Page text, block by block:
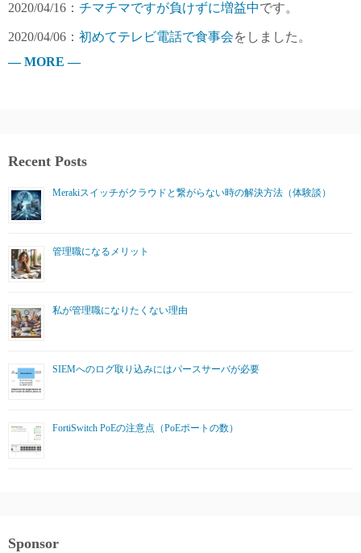
2020/04/16： チマチマですが負けずに増益中です。
2020/04/06： 初めてテレビ電話で食事会をしました。
— MORE —
Recent Posts
Merakiスイッチがクラウドと繋がらない時の解決方法（体験談）
管理職になるメリット
私が管理職になりたくない理由
SIEMへのログ取り込みにはパースサーバが必要
FortiSwitch PoEの注意点（PoEポートの数）
Sponsor